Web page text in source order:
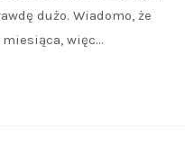
dużo. Wiadomo, że
więc…